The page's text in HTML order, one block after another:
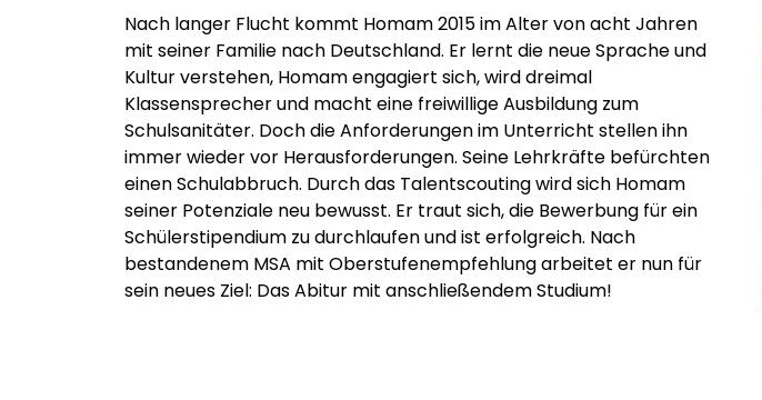
Nach langer Flucht kommt Homam 2015 im Alter von acht Jahren
mit seiner Familie nach Deutschland. Er lernt die neue Sprache und
Kultur verstehen, Homam engagiert sich, wird dreimal
Klassensprecher und macht eine freiwillige Ausbildung zum
Schulsanitäter. Doch die Anforderungen im Unterricht stellen ihn
immer wieder vor Herausforderungen. Seine Lehrkräfte befürchten
einen Schulabbruch. Durch das Talentscouting wird sich Homam
seiner Potenziale neu bewusst. Er traut sich, die Bewerbung für ein
Schülerstipendium zu durchlaufen und ist erfolgreich. Nach
bestandenem MSA mit Oberstufenempfehlung arbeitet er nun für
sein neues Ziel: Das Abitur mit anschließendem Studium!